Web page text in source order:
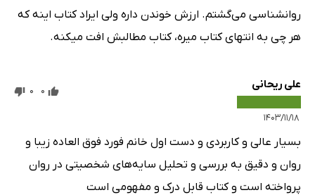
روانشناسی می‌گشتم. ارزش خوندن داره ولی ایراد کتاب اینه که
هر چی به انتهای کتاب میره، کتاب مطالبش افت میکنه.
علی ریحانی
۱۴۰۳/۱۱/۱۸
0
0
بسیار عالی و کاربردی و دست اول خانم فورد فوق العاده زیبا و
روان و دقیق به بررسی و تحلیل سایه‌های شخصیتی در روان
پرواخته است و کتاب قابل درک و مفهومی است